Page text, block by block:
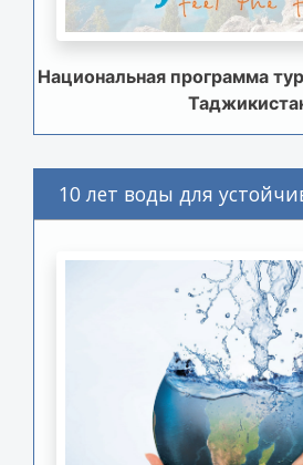
Национальная программа
10 лет воды для